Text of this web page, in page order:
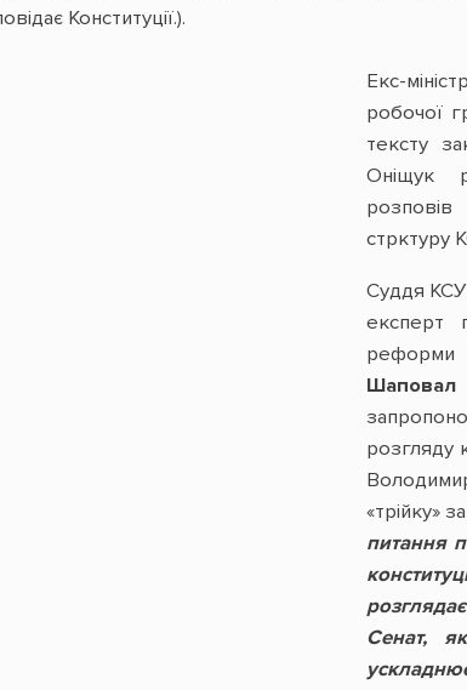
Конституції.).
Екс-
робочої
тексту
Оніщук
стрктуру
Суддя КСУ
експерт
Шаповал
розгляду
«трійку»
питання
Сенат,